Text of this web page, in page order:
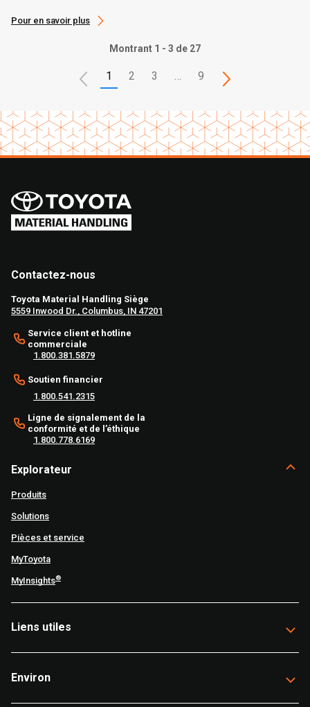
Pour en savoir plus
Montrant 1 - 3 de 27
1 2 3 9
Contactez-nous
Toyota Material Handling Siège
5559 Inwood Dr., Columbus, IN 47201
Service client et hotline
commerciale
1.800.381.5879
Soutien financier
1.800.541.2315
Ligne de signalement de la
conformité et de l’éthique
1.800.778.6169
Explorateur
Produits
Solutions
Pièces et service
MyToyota
MyInsights®
Liens utiles
Environ